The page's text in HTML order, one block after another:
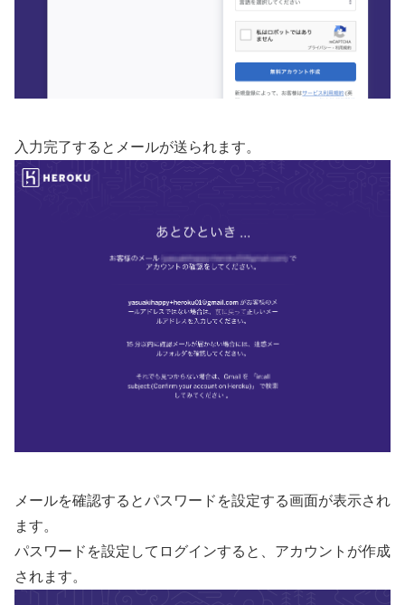
入力完了するとメールが送られます。
メールを確認するとパスワードを設定する画面が表示され
ます。
パスワードを設定してログインすると、アカウントが作成
されます。